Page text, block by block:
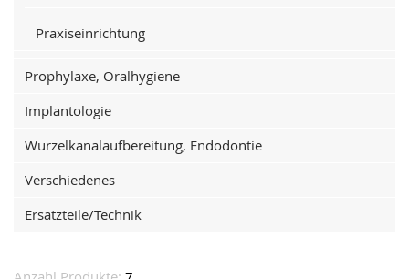
Praxiseinrichtung
Prophylaxe, Oralhygiene
Implantologie
Wurzelkanalaufbereitung, Endodontie
Verschiedenes
Ersatzteile/Technik